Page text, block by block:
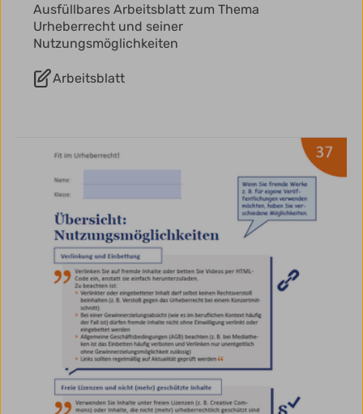
Ausfüllbares Arbeitsblatt zum Thema
Urheberrecht und seiner
Nutzungsmöglichkeiten
Arbeitsblatt